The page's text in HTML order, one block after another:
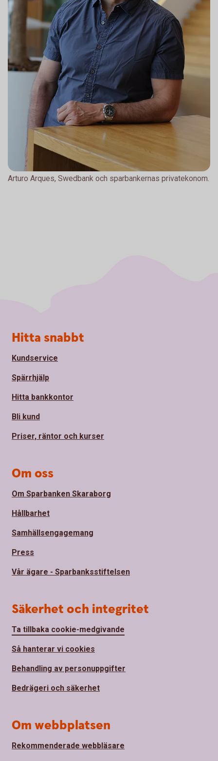
Arturo Arques, Swedbank och sparbankernas privatekonom.
Sidfot
Hitta snabbt
Kundservice
Spärrhjälp
Hitta bankkontor
Bli kund
Priser, räntor och kurser
Om oss
Om Sparbanken Skaraborg
Hållbarhet
Samhällsengagemang
Press
Vår ägare - Sparbanksstiftelsen
Säkerhet och integritet
Ta tillbaka cookie-medgivande
Så hanterar vi cookies
Behandling av personuppgifter
Bedrägeri och säkerhet
Om webbplatsen
Rekommenderade webbläsare